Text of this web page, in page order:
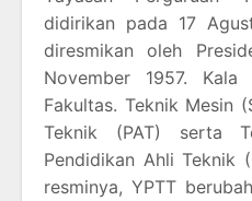
didirikan pada 17
diresmikan oleh
November 1957.
Fakultas. Teknik Mesin
Teknik (PAT) serta
Pendidikan Ahli Teknik
resminya, YPTT